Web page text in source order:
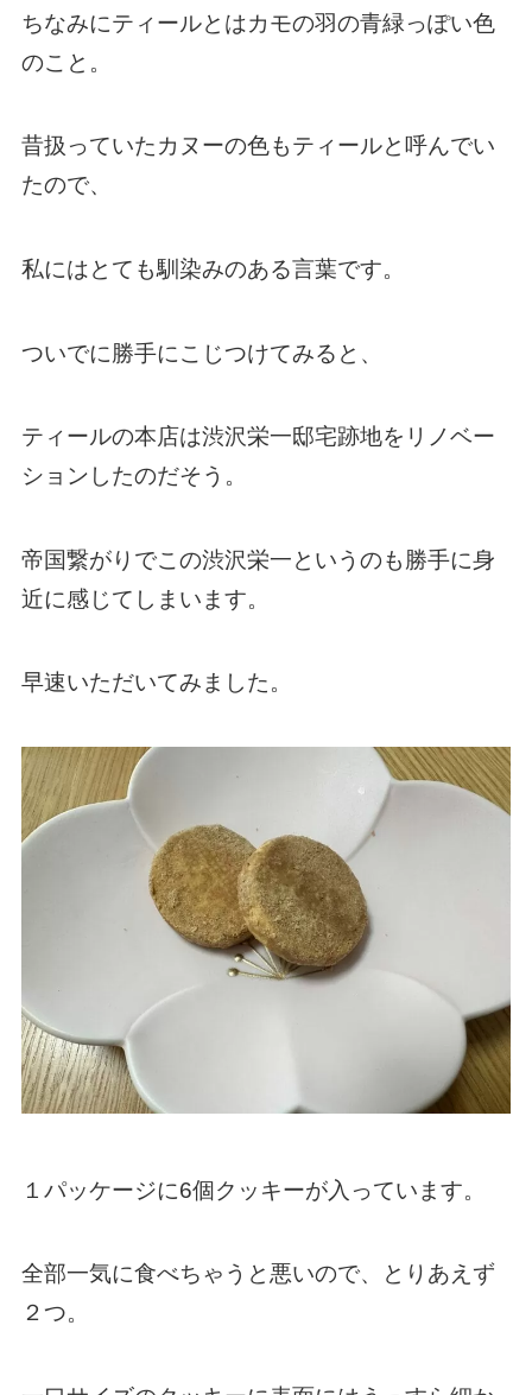
ちなみにティールとはカモの羽の青緑っぽい色
のこと。
昔扱っていたカヌーの色もティールと呼んでい
たので、
私にはとても馴染みのある言葉です。
ついでに勝手にこじつけてみると、
ティールの本店は渋沢栄一邸宅跡地をリノベー
ションしたのだそう。
帝国繋がりでこの渋沢栄一というのも勝手に身
近に感じてしまいます。
早速いただいてみました。
１パッケージに6個クッキーが入っています。
全部一気に食べちゃうと悪いので、とりあえず
２つ。